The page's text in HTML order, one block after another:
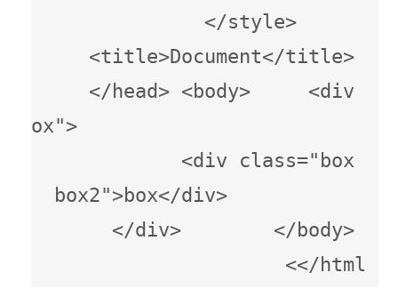
</style>
<title>Document</title>
</head> <body>     <div
box">
<div class="box
box2">box</div>
</div>        </body>
</html>